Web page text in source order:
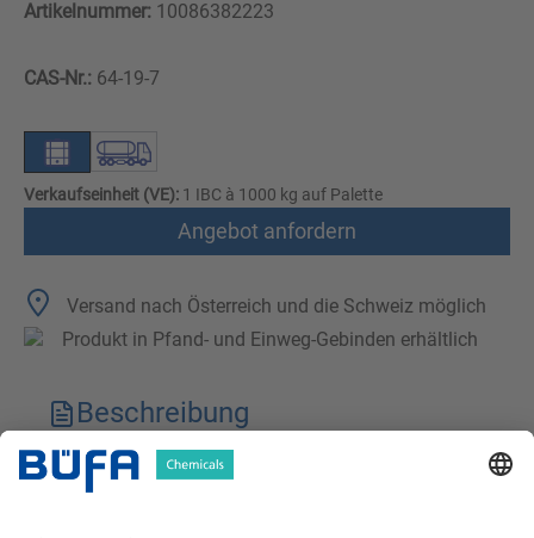
Artikelnummer: 10086382223
CAS-Nr.: 64-19-7
Verkaufseinheit (VE): 1 IBC à 1000 kg auf Palette
Angebot anfordern
Versand nach Österreich und die Schweiz möglich
Produkt in Pfand- und Einweg-Gebinden erhältlich
Beschreibung
Technische Merkmale